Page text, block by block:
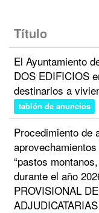
Título
El Ayuntamiento
DOS EDIFICIOS
destinarlos a
tablón de anuncios
Procedimiento de
“pastos
durante el año
PROVISIONAL
ADJUDICATARIAS